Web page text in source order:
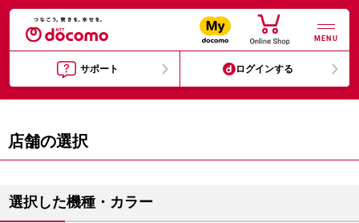
MENU
サポート ログインする
店舗の選択
選択した機種・カラー